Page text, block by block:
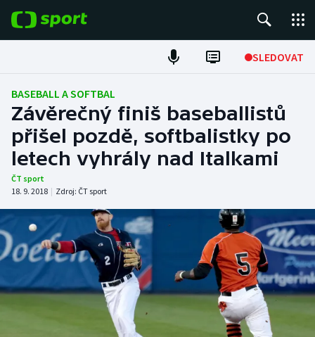
SLEDOVAT
Fotbal
Hokej
Tenis
Atletika
Cyklistika
DALŠÍ SPORTY
Americký fotbal
Baseball a softbal
NEPŘEHLÉDNĚTE
Soutěže
BASEBALL A SOFTBAL
Závěrečný finiš baseballistů
přišel pozdě, softbalistky po
letech vyhrály nad Italkami
ČT sport
18. 9. 2018 | Zdroj: ČT sport